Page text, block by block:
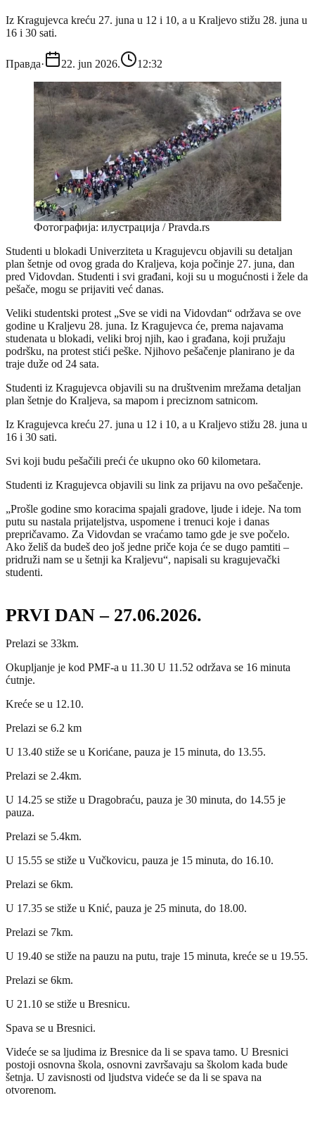
Iz Kragujevca kreću 27. juna u 12 i 10, a u Kraljevo stižu 28. juna u
16 i 30 sati.
Правда· 22. jun 2026. 12:32
Фотографија: илустрација / Pravda.rs
Studenti u blokadi Univerziteta u Kragujevcu objavili su detaljan
plan šetnje od ovog grada do Kraljeva, koja počinje 27. juna, dan
pred Vidovdan. Studenti i svi građani, koji su u mogućnosti i žele da
pešače, mogu se prijaviti već danas.
Veliki studentski protest „Sve se vidi na Vidovdan“ održava se ove
godine u Kraljevu 28. juna. Iz Kragujevca će, prema najavama
studenata u blokadi, veliki broj njih, kao i građana, koji pružaju
podršku, na protest stići peške. Njihovo pešačenje planirano je da
traje duže od 24 sata.
Studenti iz Kragujevca objavili su na društvenim mrežama detaljan
plan šetnje do Kraljeva, sa mapom i preciznom satnicom.
Iz Kragujevca kreću 27. juna u 12 i 10, a u Kraljevo stižu 28. juna u
16 i 30 sati.
Svi koji budu pešačili preći će ukupno oko 60 kilometara.
Studenti iz Kragujevca objavili su link za prijavu na ovo pešačenje.
„Prošle godine smo koracima spajali gradove, ljude i ideje. Na tom
putu su nastala prijateljstva, uspomene i trenuci koje i danas
prepričavamo. Za Vidovdan se vraćamo tamo gde je sve počelo.
Ako želiš da budeš deo još jedne priče koja će se dugo pamtiti –
pridruži nam se u šetnji ka Kraljevu“, napisali su kragujevački
studenti.
PRVI DAN – 27.06.2026.
Prelazi se 33km.
Okupljanje je kod PMF-a u 11.30 U 11.52 održava se 16 minuta
ćutnje.
Kreće se u 12.10.
Prelazi se 6.2 km
U 13.40 stiže se u Korićane, pauza je 15 minuta, do 13.55.
Prelazi se 2.4km.
U 14.25 se stiže u Dragobraću, pauza je 30 minuta, do 14.55 je
pauza.
Prelazi se 5.4km.
U 15.55 se stiže u Vučkovicu, pauza je 15 minuta, do 16.10.
Prelazi se 6km.
U 17.35 se stiže u Knić, pauza je 25 minuta, do 18.00.
Prelazi se 7km.
U 19.40 se stiže na pauzu na putu, traje 15 minuta, kreće se u 19.55.
Prelazi se 6km.
U 21.10 se stiže u Bresnicu.
Spava se u Bresnici.
Videće se sa ljudima iz Bresnice da li se spava tamo. U Bresnici
postoji osnovna škola, osnovni završavaju sa školom kada bude
šetnja. U zavisnosti od ljudstva videće se da li se spava na
otvorenom.